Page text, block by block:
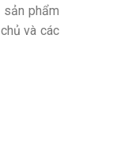
sản phẩm
và các